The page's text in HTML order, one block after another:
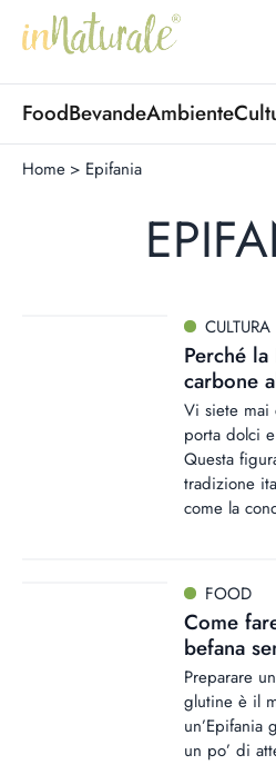
FoodBevandeAmbiente
Home > Epifania
CULTURA
Perché
carbone
Vi siete mai
porta dolci
Questa
tradizione
come la
FOOD
Come
befana
Preparare
glutine è il
un’Epifania
un po’ di